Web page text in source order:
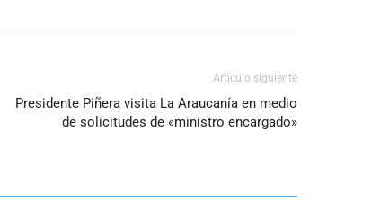
Artículo siguiente
Presidente Piñera visita La Araucanía en medio
de solicitudes de «ministro encargado»